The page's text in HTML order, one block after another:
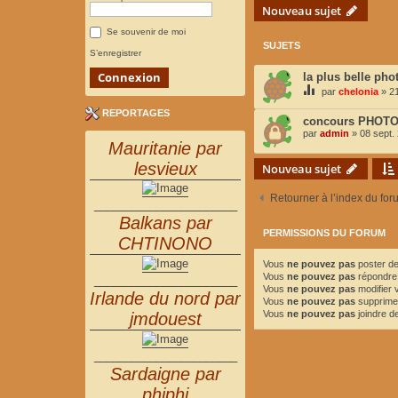
Nouveau sujet
SUJETS
la plus belle
par chelonia »
concours
par admin » 08 sept.
Nouveau sujet
Retourner à l’index du
PERMISSIONS DU FORUM
Vous ne pouvez pas poster
Vous ne pouvez pas
Vous ne pouvez pas modifier
Vous ne pouvez pas
Vous ne pouvez pas joindre
Se souvenir de moi
S’enregistrer
REPORTAGES
Mauritanie par
lesvieux
Balkans par
CHTINONO
Irlande du nord par
jmdouest
Sardaigne par
phiphi